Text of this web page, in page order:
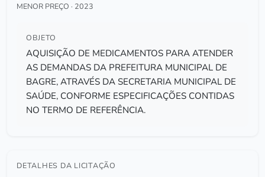
MENOR PREÇO · 2023
OBJETO
AQUISIÇÃO DE MEDICAMENTOS PARA ATENDER
AS DEMANDAS DA PREFEITURA MUNICIPAL DE
BAGRE, ATRAVÉS DA SECRETARIA MUNICIPAL DE
SAÚDE, CONFORME ESPECIFICAÇÕES CONTIDAS
NO TERMO DE REFERÊNCIA.
DETALHES DA LICITAÇÃO